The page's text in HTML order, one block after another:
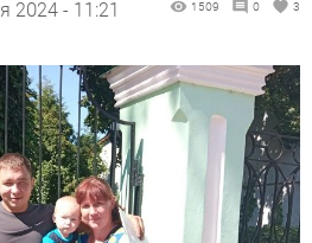
2024 - 11:21 1509 0 3